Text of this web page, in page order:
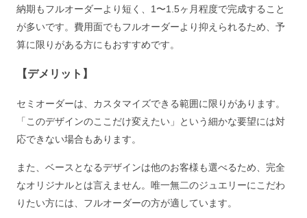
納期もフルオーダーより短く、1〜1.5ヶ月程度で完成すること
が多いです。費用面でもフルオーダーより抑えられるため、予
算に限りがある方にもおすすめです。
【デメリット】
セミオーダーは、カスタマイズできる範囲に限りがあります。
「このデザインのここだけ変えたい」という細かな要望には対
応できない場合もあります。
また、ベースとなるデザインは他のお客様も選べるため、完全
なオリジナルとは言えません。唯一無二のジュエリーにこだわ
りたい方には、フルオーダーの方が適しています。